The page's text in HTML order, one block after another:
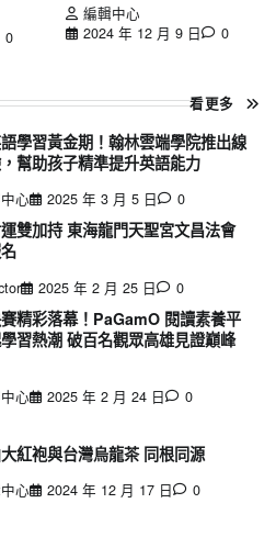
0
編輯中心
2024 年 12 月 9 日
0
看更多
學習黃金期！翰林雲端學院推出線
幫助孩子精準提升英語能力
心 2025 年 3 月 5 日 0
雙加持 東海龍門天聖宮文昌法會
2025 年 2 月 25 日 0
精彩落幕！PaGamO 閱讀素養平
習熱潮 破百名觀眾高雄見證巔峰
心 2025 年 2 月 24 日 0
紅袍與台灣烏龍茶 同根同源
心 2024 年 12 月 17 日 0